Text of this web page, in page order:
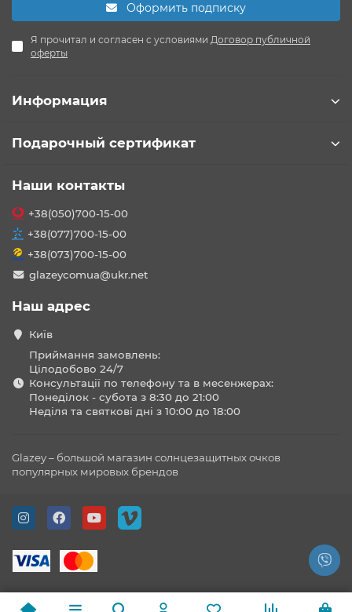
Оформить подписку
Я прочитал и согласен с условиями Договор публичной
оферты
Информация
Подарочный сертификат
Наши контакты
+38(050)700-15-00
+38(077)700-15-00
+38(073)700-15-00
glazeycomua@ukr.net
Наш адрес
Київ
Приймання замовлень:
Цілодобово 24/7
Консультації по телефону та в месенжерах:
Понеділок - субота з 8:30 до 21:00
Неділя та святкові дні з 10:00 до 18:00
Glazey – большой магазин солнцезащитных очков
популярных мировых брендов